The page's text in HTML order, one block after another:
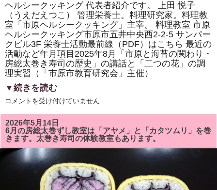
ヘルシークッキング 代表者紹介です。 上田 悦子
（うえだえつこ） 管理栄養士。料理研究家。料理教
室「市原ヘルシークッキング」主宰。 料理教室 市原
ヘルシークッキング市原市五井中央西2-2-5 サンパー
クビル3F 栄養士活動最前線（PDF）はこちら 最近の
活動など年月項目2025年8月「市原と海苔の関わり・
房総太巻き寿司の歴史」の講話と「二つの花」の調
理実習（「市原市教育研究会」主催）
▼続きを読む
ヘ
シ
ー
ク
ッ
キ
ン
グ
コメントを受け付けていません
2026年5月14日
6月の房総太巻ずし教室は「アヤメ」と「カタツムリ」を巻
きます。太巻き寿司の体験教室もあります。